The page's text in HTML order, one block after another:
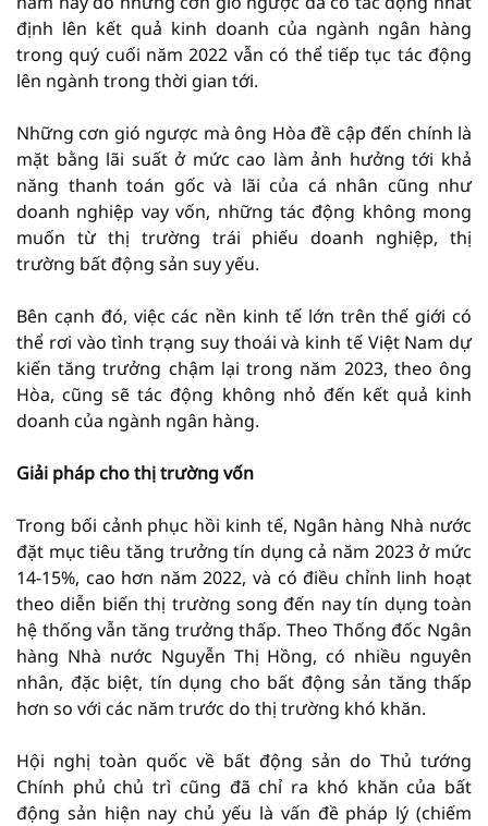
định lên kết quả kinh doanh của ngành ngân hàng
trong quý cuối năm 2022 vẫn có thể tiếp tục tác động
lên ngành trong thời gian tới.
Những cơn gió ngược mà ông Hòa đề cập đến chính là
mặt bằng lãi suất ở mức cao làm ảnh hưởng tới khả
năng thanh toán gốc và lãi của cá nhân cũng như
doanh nghiệp vay vốn, những tác động không mong
muốn từ thị trường trái phiếu doanh nghiệp, thị
trường bất động sản suy yếu.
Bên cạnh đó, việc các nền kinh tế lớn trên thế giới có
thể rơi vào tình trạng suy thoái và kinh tế Việt Nam dự
kiến tăng trưởng chậm lại trong năm 2023, theo ông
Hòa, cũng sẽ tác động không nhỏ đến kết quả kinh
doanh của ngành ngân hàng.
Giải pháp cho thị trường vốn
Trong bối cảnh phục hồi kinh tế, Ngân hàng Nhà nước
đặt mục tiêu tăng trưởng tín dụng cả năm 2023 ở mức
14-15%, cao hơn năm 2022, và có điều chỉnh linh hoạt
theo diễn biến thị trường song đến nay tín dụng toàn
hệ thống vẫn tăng trưởng thấp. Theo Thống đốc Ngân
hàng Nhà nước Nguyễn Thị Hồng, có nhiều nguyên
nhân, đặc biệt, tín dụng cho bất động sản tăng thấp
hơn so với các năm trước do thị trường khó khăn.
Hội nghị toàn quốc về bất động sản do Thủ tướng
Chính phủ chủ trì cũng đã chỉ ra khó khăn của bất
động sản hiện nay chủ yếu là vấn đề pháp lý (chiếm